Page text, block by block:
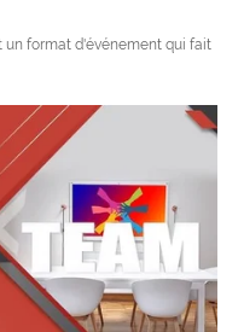
un format d'événement qui fait